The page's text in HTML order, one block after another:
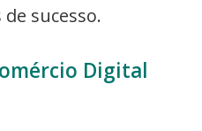
sucesso.
Digital